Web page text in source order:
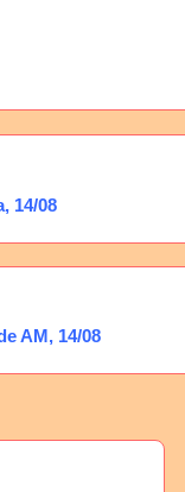
14/08
AM, 14/08